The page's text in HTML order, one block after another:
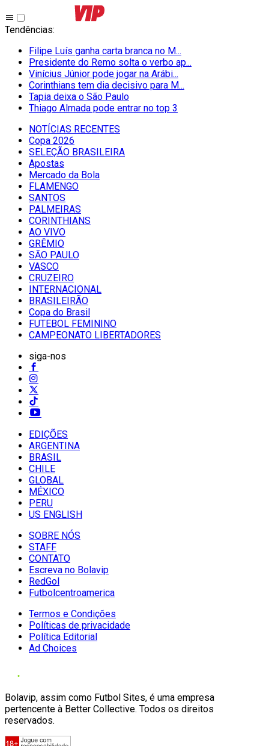
Tendências:
Filipe Luís ganha carta branca no M...
Presidente do Remo solta o verbo ap...
Vinícius Júnior pode jogar na Arábi...
Corinthians tem dia decisivo para M...
Tapia deixa o São Paulo
Thiago Almada pode entrar no top 3
NOTÍCIAS RECENTES
Copa 2026
SELEÇÃO BRASILEIRA
Apostas
Mercado da Bola
FLAMENGO
SANTOS
PALMEIRAS
CORINTHIANS
AO VIVO
GRÊMIO
SĀO PAULO
VASCO
CRUZEIRO
INTERNACIONAL
BRASILEIRÃO
Copa do Brasil
FUTEBOL FEMININO
CAMPEONATO LIBERTADORES
siga-nos
EDIÇÕES
ARGENTINA
BRASIL
CHILE
GLOBAL
MÉXICO
PERU
US ENGLISH
SOBRE NÓS
STAFF
CONTATO
Escreva no Bolavip
RedGol
Futbolcentroamerica
Termos e Condições
Políticas de privacidade
Política Editorial
Ad Choices
Bolavip, assim como Futbol Sites, é uma empresa
pertencente à Better Collective. Todos os direitos
reservados.